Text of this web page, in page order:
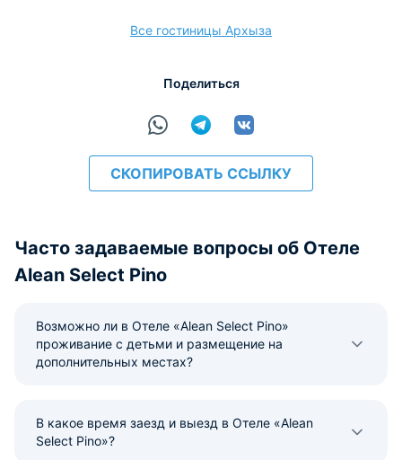
Все гостиницы Архыза
Поделиться
СКОПИРОВАТЬ ССЫЛКУ
Часто задаваемые вопросы об Отеле
Alean Select Pino
Возможно ли в Отеле «Alean Select Pino»
проживание с детьми и размещение на
дополнительных местах?
В какое время заезд и выезд в Отеле «Alean
Select Pino»?